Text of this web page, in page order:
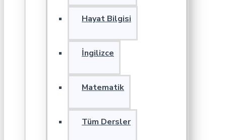
Hayat Bilgisi
İngilizce
Matematik
Tüm Dersler